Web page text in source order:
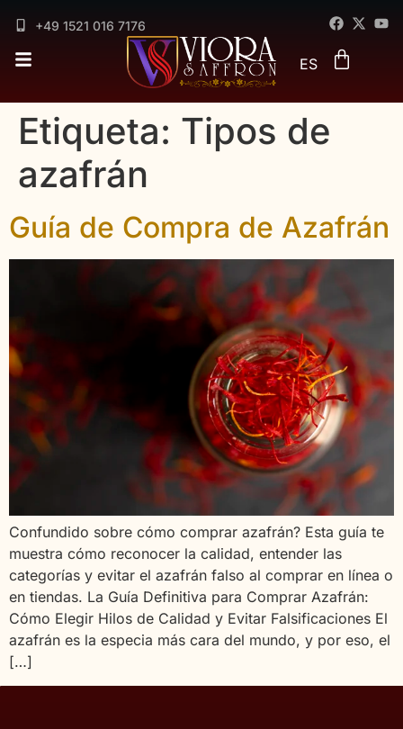
+49 1521 016 7176
ES
AR
Etiqueta: Tipos de
azafrán
Guía de Compra de Azafrán
Confundido sobre cómo comprar azafrán? Esta guía te
muestra cómo reconocer la calidad, entender las
categorías y evitar el azafrán falso al comprar en línea o
en tiendas. La Guía Definitiva para Comprar Azafrán:
Cómo Elegir Hilos de Calidad y Evitar Falsificaciones El
azafrán es la especia más cara del mundo, y por eso, el
[…]